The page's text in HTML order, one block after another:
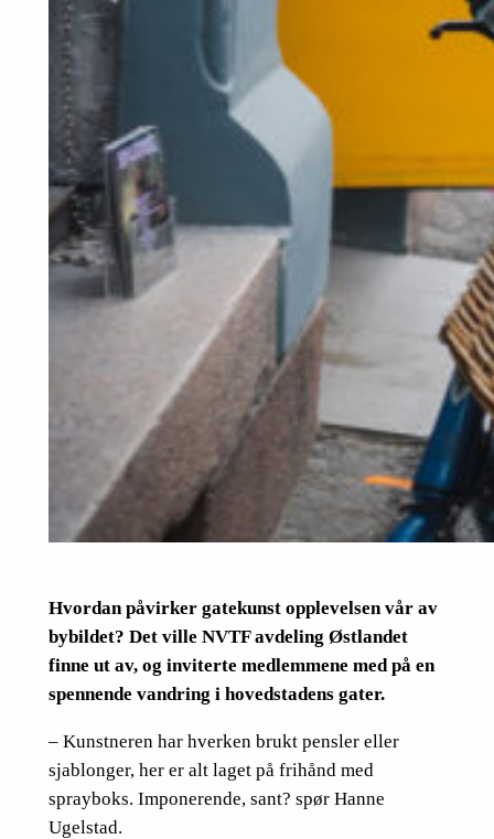
Hvordan påvirker gatekunst opplevelsen vår av
bybildet? Det ville NVTF avdeling Østlandet
finne ut av, og inviterte medlemmene med på en
spennende vandring i hovedstadens gater.
– Kunstneren har hverken brukt pensler eller
sjablonger, her er alt laget på frihånd med
sprayboks. Imponerende, sant? spør Hanne
Ugelstad.